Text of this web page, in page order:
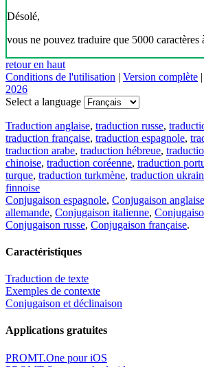
Désolé,
vous ne pouvez traduire que 5000 caractères
retour en haut
Conditions de l'utilisation | Version complète |
2026
Select a language
Traduction anglaise, traduction russe,
traduction française, traduction espagnole,
traduction arabe, traduction hébreue,
chinoise, traduction coréenne, traduction
turque, traduction turkmène, traduction
finnoise
Conjugaison espagnole, Conjugaison anglaise
allemande, Conjugaison italienne,
Conjugaison russe, Conjugaison française.
Caractéristiques
Traduction de texte
Exemples de contexte
Conjugaison et déclinaison
Applications gratuites
PROMT.One pour iOS